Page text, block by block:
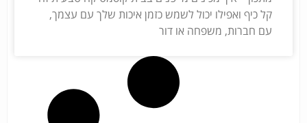
קל כיף ואפילו יכול לשמש כזמן איכות שלך עם עצמך,
עם חברות, משפחה או דור